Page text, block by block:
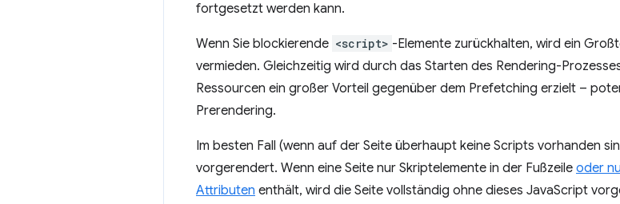
fortgesetzt werden kann.
Wenn Sie blockierende <script> -Elemente zurückhalten, wird ein
vermieden. Gleichzeitig wird durch das Starten des Rendering-
Ressourcen ein großer Vorteil gegenüber dem Prefetching erzielt –
Prerendering.
Im besten Fall (wenn auf der Seite überhaupt keine Scripts vorhanden
vorgerendert. Wenn eine Seite nur Skriptelemente in der Fußzeile oder
Attributen enthält, wird die Seite vollständig ohne dieses JavaScript